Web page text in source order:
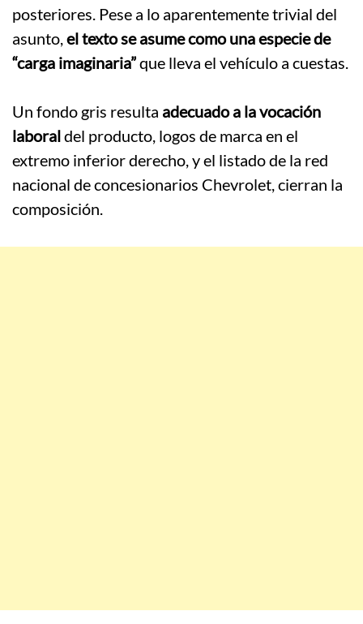
posteriores. Pese a lo aparentemente trivial del
asunto,el texto se asume como una especie de
“carga imaginaria”que lleva el vehículo a cuestas.
Un fondo gris resulta adecuado a la vocación
laboraldel producto, logos de marca en el
extremo inferior derecho, y el listado de la red
nacional de concesionarios Chevrolet, cierran la
composición.